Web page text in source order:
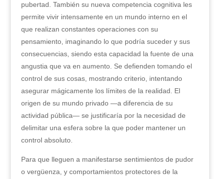
pubertad. También su nueva competencia cognitiva les
permite vivir intensamente en un mundo interno en el
que realizan constantes operaciones con su
pensamiento, imaginando lo que podría suceder y sus
consecuencias, siendo esta capacidad la fuente de una
angustia que va en aumento. Se defienden tomando el
control de sus cosas, mostrando criterio, intentando
asegurar mágicamente los límites de la realidad. El
origen de su mundo privado —a diferencia de su
actividad pública— se justificaría por la necesidad de
delimitar una esfera sobre la que poder mantener un
control absoluto.
Para que lleguen a manifestarse sentimientos de pudor
o vergüenza, y comportamientos protectores de la